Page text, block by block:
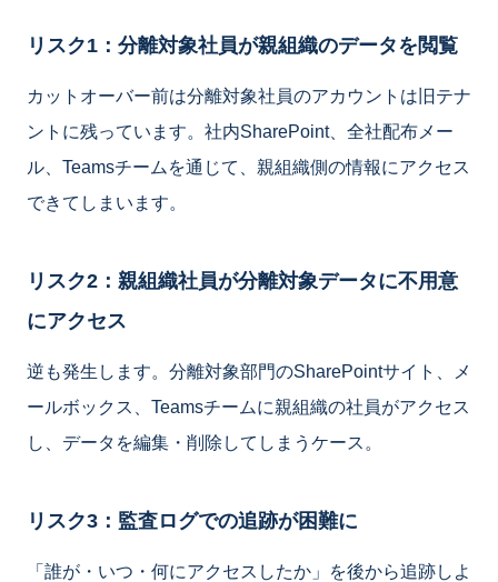
リスク1：分離対象社員が親組織のデータを閲覧
カットオーバー前は分離対象社員のアカウントは旧テナ
ントに残っています。社内SharePoint、全社配布メー
ル、Teamsチームを通じて、親組織側の情報にアクセス
できてしまいます。
リスク2：親組織社員が分離対象データに不用意
にアクセス
逆も発生します。分離対象部門のSharePointサイト、メ
ールボックス、Teamsチームに親組織の社員がアクセス
し、データを編集・削除してしまうケース。
リスク3：監査ログでの追跡が困難に
「誰が・いつ・何にアクセスしたか」を後から追跡しよ